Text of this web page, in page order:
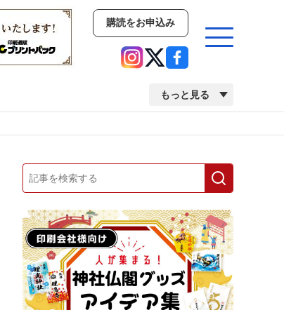
購読をお申込み
もっと見る
イベント
市場・統計 人事・移転・異動・訃報
える化・MIS特集
2022 検査・校正特集